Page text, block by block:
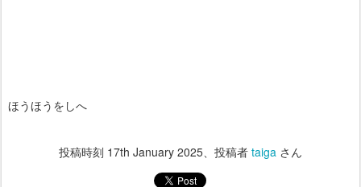
ほうほうをしへ
投稿時刻 17th January 2025、投稿者 taiga さん